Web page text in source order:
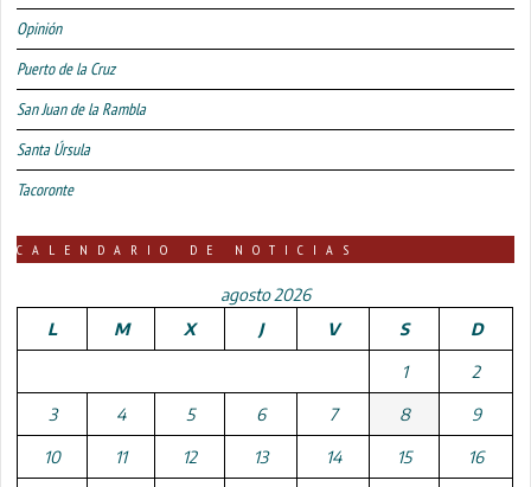
Opinión
Puerto de la Cruz
San Juan de la Rambla
Santa Úrsula
Tacoronte
CALENDARIO DE NOTICIAS
agosto 2026
L
M X J V S D
1 2
3 4 5 6 7 8 9
10 11 12 13 14 15 16